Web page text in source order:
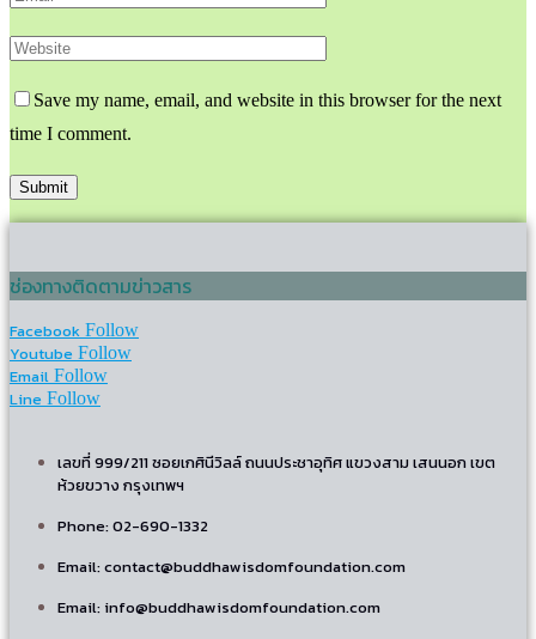
Save my name, email, and website in this browser for the next
time I comment.
ช่องทางติดตามข่าวสาร
Facebook Follow
Youtube Follow
Email Follow
Line Follow
เลขที่ 999/211 ซอยเกศินีวิลล์ ถนนประชาอุทิศ แขวงสาม เสนนอก เขต
ห้วยขวาง กรุงเทพฯ
Phone: 02-690-1332
Email: contact@buddhawisdomfoundation.com
Email: info@buddhawisdomfoundation.com